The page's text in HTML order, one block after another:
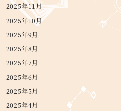
2025年11月
2025年10月
2025年9月
2025年8月
2025年7月
2025年6月
2025年5月
2025年4月